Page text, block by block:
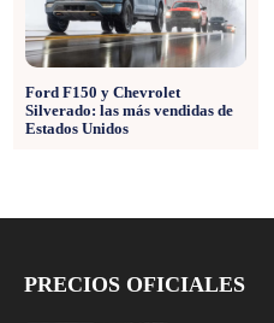
Ford F150 y Chevrolet
Silverado: las más vendidas de
Estados Unidos
PRECIOS OFICIALES